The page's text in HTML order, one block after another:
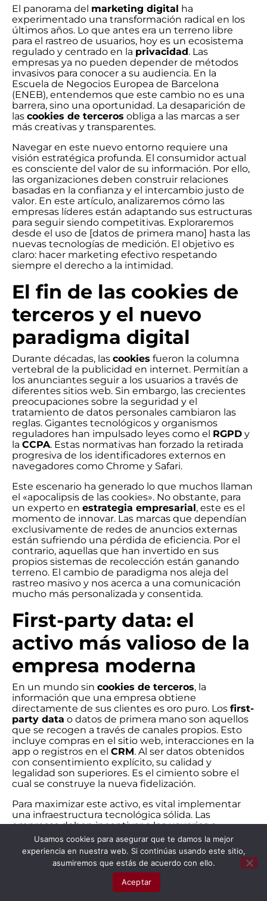
El panorama del marketing digital ha
experimentado una transformación radical en los
últimos años. Lo que antes era un terreno libre
para el rastreo de usuarios, hoy es un ecosistema
regulado y centrado en la privacidad. Las
empresas ya no pueden depender de métodos
invasivos para conocer a su audiencia. En la
Escuela de Negocios Europea de Barcelona
(ENEB), entendemos que este cambio no es una
barrera, sino una oportunidad. La desaparición de
las cookies de terceros obliga a las marcas a ser
más creativas y transparentes.
Navegar en este nuevo entorno requiere una
visión estratégica profunda. El consumidor actual
es consciente del valor de su información. Por ello,
las organizaciones deben construir relaciones
basadas en la confianza y el intercambio justo de
valor. En este artículo, analizaremos cómo las
empresas líderes están adaptando sus estructuras
para seguir siendo competitivas. Exploraremos
desde el uso de [datos de primera mano] hasta las
nuevas tecnologías de medición. El objetivo es
claro: hacer marketing efectivo respetando
siempre el derecho a la intimidad.
El fin de las cookies de
terceros y el nuevo
paradigma digital
Durante décadas, las cookies fueron la columna
vertebral de la publicidad en internet. Permitían a
los anunciantes seguir a los usuarios a través de
diferentes sitios web. Sin embargo, las crecientes
preocupaciones sobre la seguridad y el
tratamiento de datos personales cambiaron las
reglas. Gigantes tecnológicos y organismos
reguladores han impulsado leyes como el RGPD y
la CCPA. Estas normativas han forzado la retirada
progresiva de los identificadores externos en
navegadores como Chrome y Safari.
Este escenario ha generado lo que muchos llaman
el «apocalipsis de las cookies». No obstante, para
un experto en estrategia empresarial, este es el
momento de innovar. Las marcas que dependían
exclusivamente de redes de anuncios externas
están sufriendo una pérdida de eficiencia. Por el
contrario, aquellas que han invertido en sus
propios sistemas de recolección están ganando
terreno. El cambio de paradigma nos aleja del
rastreo masivo y nos acerca a una comunicación
mucho más personalizada y consentida.
First-party data: el
activo más valioso de la
empresa moderna
En un mundo sin cookies de terceros, la
información que una empresa obtiene
directamente de sus clientes es oro puro. Los first-
party data o datos de primera mano son aquellos
que se recogen a través de canales propios. Esto
incluye compras en el sitio web, interacciones en la
app o registros en el CRM. Al ser datos obtenidos
con consentimiento explícito, su calidad y
legalidad son superiores. Es el cimiento sobre el
cual se construye la nueva fidelización.
Para maximizar este activo, es vital implementar
una infraestructura tecnológica sólida. Las
empresas deben incentivar a los usuarios a
identificarse de forma voluntaria. Esto se logra
ofreciendo experiencias personalizadas, contenido
exclusivo o programas de lealtad robustos. Cuando
el usuario percibe que ceder sus datos mejora su
experiencia de compra, la fricción desaparece. La
clave reside en la transparencia: explicar
Usamos cookies para asegurar que te damos la mejor
experiencia en nuestra web. Si continúas usando este sitio,
asumiremos que estás de acuerdo con ello.
Aceptar